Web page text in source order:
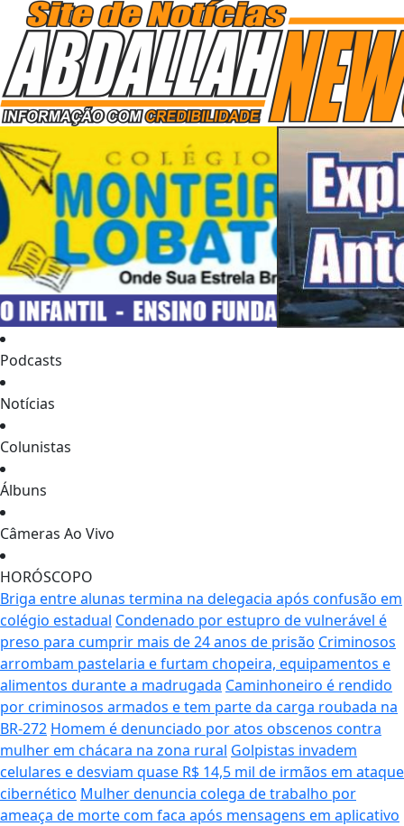
Podcasts
Notícias
Colunistas
Álbuns
Câmeras Ao Vivo
HORÓSCOPO
Briga entre alunas termina na delegacia após confusão em
colégio estadual Condenado por estupro de vulnerável é
preso para cumprir mais de 24 anos de prisão Criminosos
arrombam pastelaria e furtam chopeira, equipamentos e
alimentos durante a madrugada Caminhoneiro é rendido
por criminosos armados e tem parte da carga roubada na
BR-272 Homem é denunciado por atos obscenos contra
mulher em chácara na zona rural Golpistas invadem
celulares e desviam quase R$ 14,5 mil de irmãos em ataque
cibernético Mulher denuncia colega de trabalho por
ameaça de morte com faca após mensagens em aplicativo